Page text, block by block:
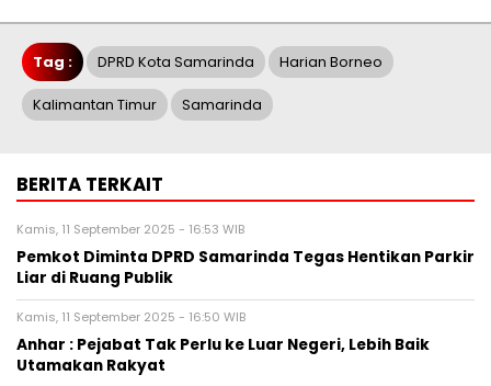
Tag : DPRD Kota Samarinda Harian Borneo
Kalimantan Timur Samarinda
BERITA TERKAIT
Kamis, 11 September 2025 - 16:53 WIB
Pemkot Diminta DPRD Samarinda Tegas Hentikan Parkir
Liar di Ruang Publik
Kamis, 11 September 2025 - 16:50 WIB
Anhar : Pejabat Tak Perlu ke Luar Negeri, Lebih Baik
Utamakan Rakyat